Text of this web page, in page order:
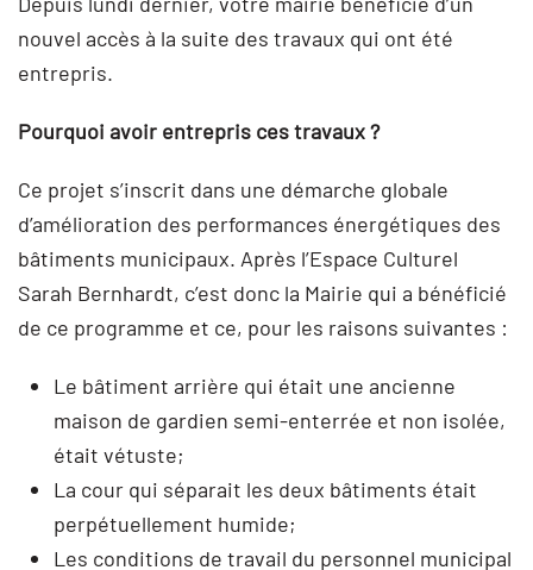
nouvel accès à la suite des travaux qui ont été
entrepris.
Pourquoi avoir entrepris ces travaux ?
Ce projet s’inscrit dans une démarche globale
d’amélioration des performances énergétiques des
bâtiments municipaux. Après l’Espace Culturel
Sarah Bernhardt, c’est donc la Mairie qui a bénéficié
de ce programme et ce, pour les raisons suivantes :
Le bâtiment arrière qui était une ancienne
maison de gardien semi-enterrée et non isolée,
était vétuste;
La cour qui séparait les deux bâtiments était
perpétuellement humide;
Les conditions de travail du personnel municipal